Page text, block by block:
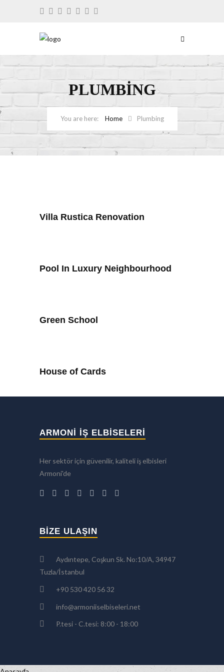
PLUMBING
Home Plumbing
Villa Rustica Renovation
Pool In Luxury Neighbourhood
Green School
House of Cards
ARMONİ İŞ ELBİSELERİ
Her sektör için güvenilir, kaliteli iş elbisleri
Armoni'de
BIZE ULAŞIN
Aydıntepe, Coşkun Sk. No:10/A, 34947
Tuzla/İstanbul
+90 530 420 56 32
info@armoniiselbiseleri.net
P.tesi - C.tesi: 8:00 - 18:00